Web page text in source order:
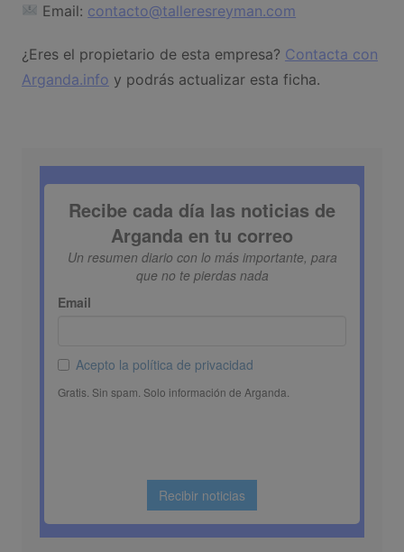
Email: contacto@talleresreyman.com
¿Eres el propietario de esta empresa? Contacta con
Arganda.info y podrás actualizar esta ficha.